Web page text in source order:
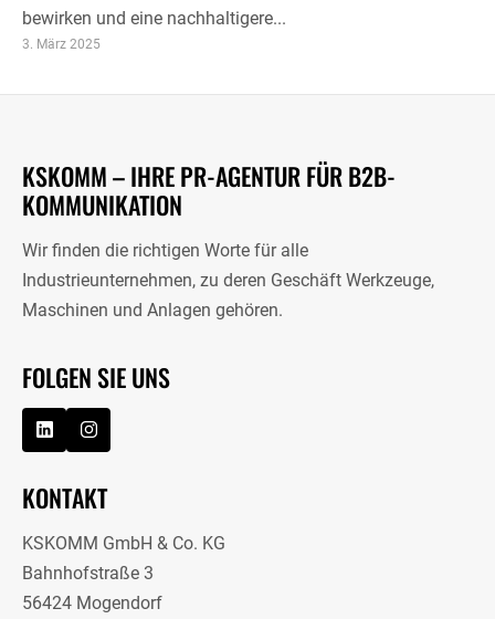
bewirken und eine nachhaltigere...
3. März 2025
KSKOMM – IHRE PR-AGENTUR FÜR B2B-
KOMMUNIKATION
Wir finden die richtigen Worte für alle
Industrieunternehmen, zu deren Geschäft Werkzeuge,
Maschinen und Anlagen gehören.
FOLGEN SIE UNS
KONTAKT
KSKOMM GmbH & Co. KG
Bahnhofstraße 3
56424 Mogendorf